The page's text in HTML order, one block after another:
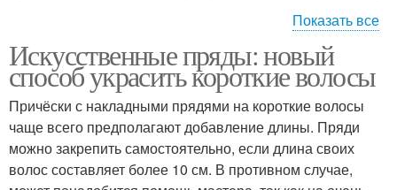
волосам
Прически на короткие
волосы
Искусственные пряди Нарощенные волосы
Показать все
Искусственные пряды: новый
способ украсить короткие волосы
Причёски с накладными прядями на короткие волосы
чаще всего предполагают добавление длины. Пряди
можно закрепить самостоятельно, если длина своих
волос составляет более 10 см. В противном случае,